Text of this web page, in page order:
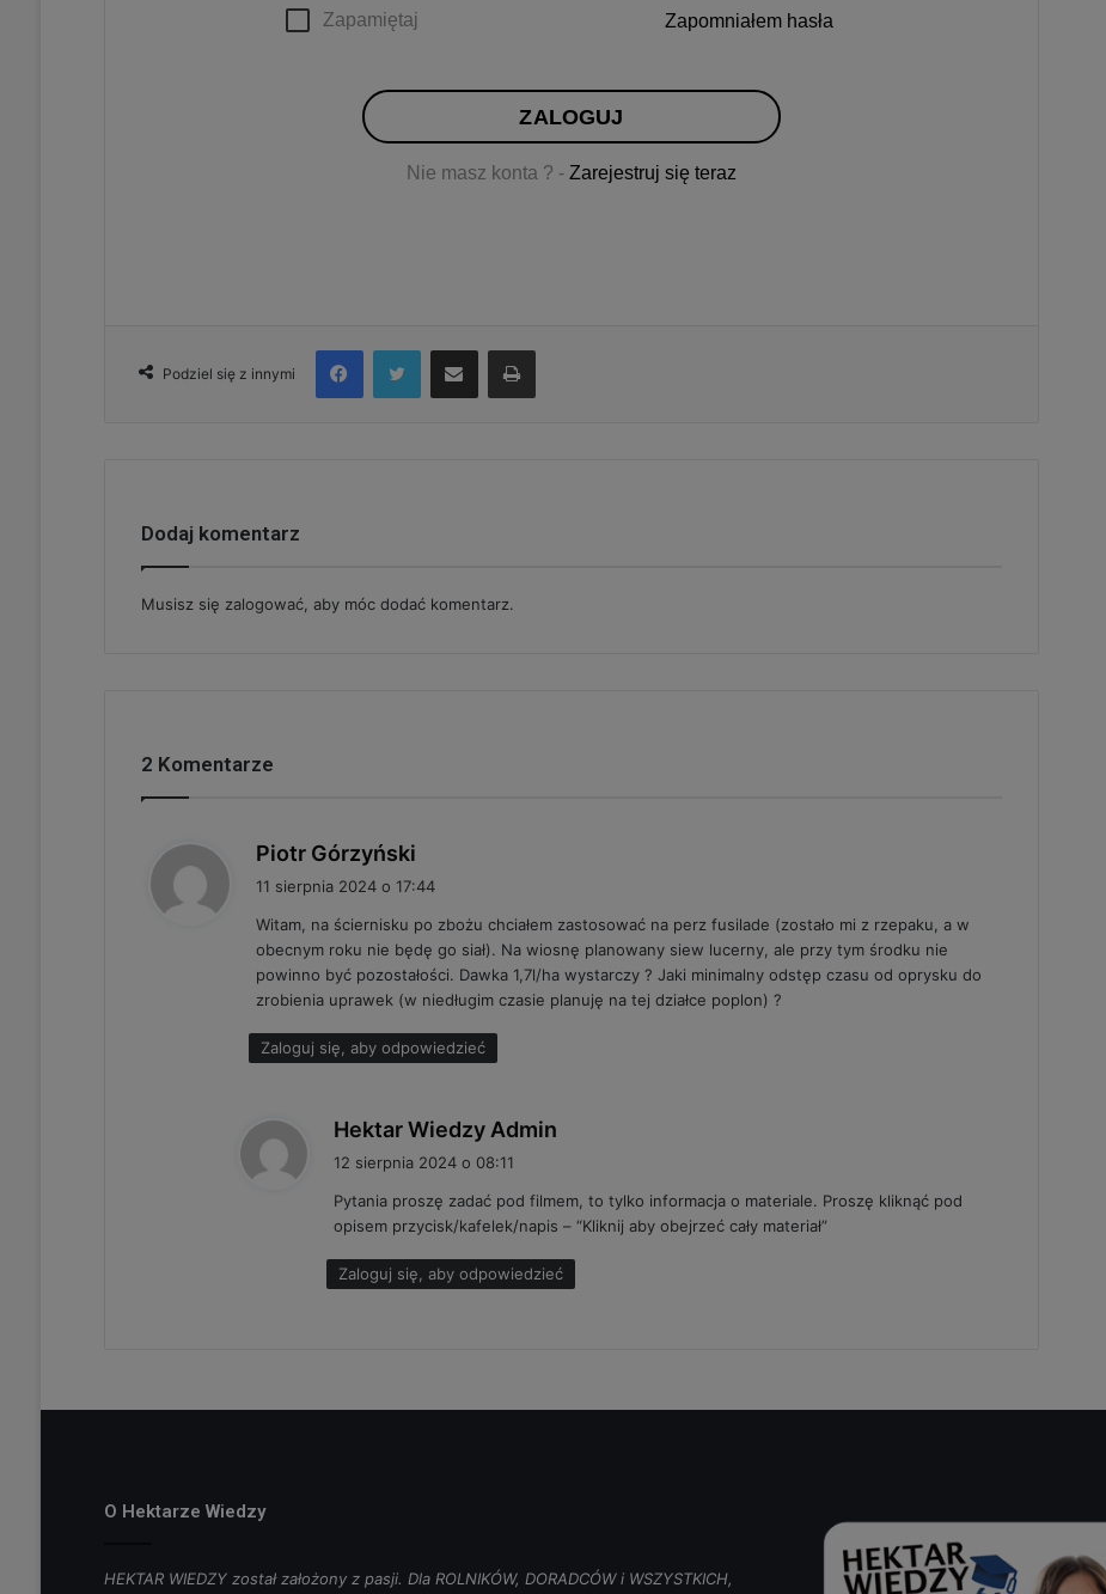
Zapamiętaj
ZALOGUJ
Zapomniałem hasła
Nie masz konta ? - Zarejestruj się teraz
Podziel się z innymi
FacebookTwitter Udostępnij via e-mail Drukuj
Dodaj komentarz
Musisz się zalogować, aby móc dodać komentarz.
2 Komentarze
Piotr Górzyński
z
e
:
11 sierpnia 2024 o 17:44
Witam, na ściernisku po zbożu chciałem zastosować na perz fusilade (zostało mi z rzepaku, a w
obecnym roku nie będę go siał). Na wiosnę planowany siew lucerny, ale przy tym środku nie
powinno być pozostałości. Dawka 1,7l/ha wystarczy ? Jaki minimalny odstęp czasu od oprysku do
zrobienia uprawek (w niedługim czasie planuję na tej działce poplon) ?
Zaloguj się, aby odpowiedzieć
Hektar Wiedzy Admin
z
e
:
12 sierpnia 2024 o 08:11
Pytania proszę zadać pod filmem, to tylko informacja o materiale. Proszę kliknąć pod
opisem przycisk/kafelek/napis – “Kliknij aby obejrzeć cały materiał”
Zaloguj się, aby odpowiedzieć
O Hektarze Wiedzy
HEKTAR WIEDZY został założony z pasji. Dla ROLNIKÓW, DORADCÓW i WSZYSTKICH,